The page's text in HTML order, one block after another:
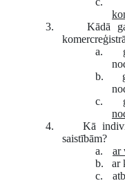
3.
Kādā
a.
b.
c.
4.
Kā
saistībām?
a.
ar
b.
ar
c.